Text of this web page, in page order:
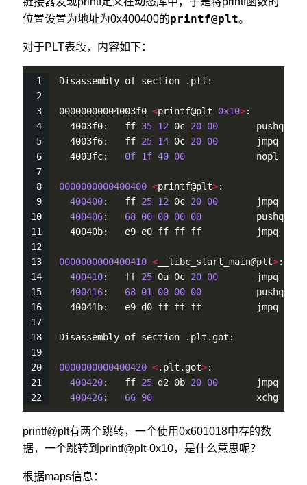
位置设置为地址为0x400400的printf@plt。
对于PLT表段，内容如下：
Disassembly of section .plt:
00000000004003f0 <printf@plt-0x10>:
  4003f0:   ff
35 12 0c 20 00
       pushq
  4003f6:   ff
25 14 0c 20 00
       jmpq
  4003fc:
0f 1f 40 00
             nopl
0000000000400400 <printf@plt>:
400400:   ff 25 12 0c 20 00
       jmpq
400406: 68 00 00 00 00
          pushq  $
40040b:   e9 e0 ff ff ff          jmpq
0000000000400410 < __libc_start_main@plt>:
400410:   ff 25 0a 0c 20 00
       jmpq
400416: 68 01 00 00 00
          pushq  $
40041b:   e9 d0 ff ff ff          jmpq
Disassembly of section .plt.got:
0000000000400420 <.plt.got>:
400420:   ff 25 d2 0b 20 00
       jmpq
400426: 66 90
xchg
printf@plt有两个跳转，一个使用0x601018中存的数
据，一个跳转到printf@plt-0x10，是什么意思呢？
根据maps信息：